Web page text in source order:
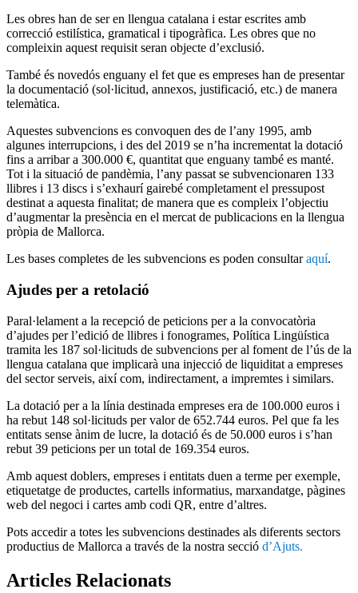
Les obres han de ser en llengua catalana i estar escrites amb
correcció estilística, gramatical i tipogràfica. Les obres que no
compleixin aquest requisit seran objecte d’exclusió.
També és novedós enguany el fet que es empreses han de presentar
la documentació (sol·licitud, annexos, justificació, etc.) de manera
telemàtica.
Aquestes subvencions es convoquen des de l’any 1995, amb
algunes interrupcions, i des del 2019 se n’ha incrementat la dotació
fins a arribar a 300.000 €, quantitat que enguany també es manté.
Tot i la situació de pandèmia, l’any passat se subvencionaren 133
llibres i 13 discs i s’exhaurí gairebé completament el pressupost
destinat a aquesta finalitat; de manera que es compleix l’objectiu
d’augmentar la presència en el mercat de publicacions en la llengua
pròpia de Mallorca.
Les bases completes de les subvencions es poden consultaraquí.
Ajudes per a retolació
Paral·lelament a la recepció de peticions per a la convocatòria
d’ajudes per l’edició de llibres i fonogrames, Política Lingüística
tramita les 187 sol·licituds de subvencions per al foment de l’ús de la
llengua catalana que implicarà una injecció de liquiditat a empreses
del sector serveis, així com, indirectament, a impremtes i similars.
La dotació per a la línia destinada empreses era de 100.000 euros i
ha rebut 148 sol·licituds per valor de 652.744 euros. Pel que fa les
entitats sense ànim de lucre, la dotació és de 50.000 euros i s’han
rebut 39 peticions per un total de 169.354 euros.
Amb aquest doblers, empreses i entitats duen a terme per exemple,
etiquetatge de productes, cartells informatius, marxandatge, pàgines
web del negoci i cartes amb codi QR, entre d’altres.
Pots accedir a totes les subvencions destinades als diferents sectors
productius de Mallorca a través de la nostra secció d’Ajuts.
Articles Relacionats